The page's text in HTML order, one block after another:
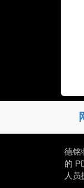
德铭
的
人员